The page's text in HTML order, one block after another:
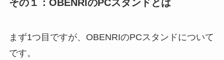
その１：OBENRIのPCスタンドとは
まず1つ目ですが、OBENRIのPCスタンドについて
です。